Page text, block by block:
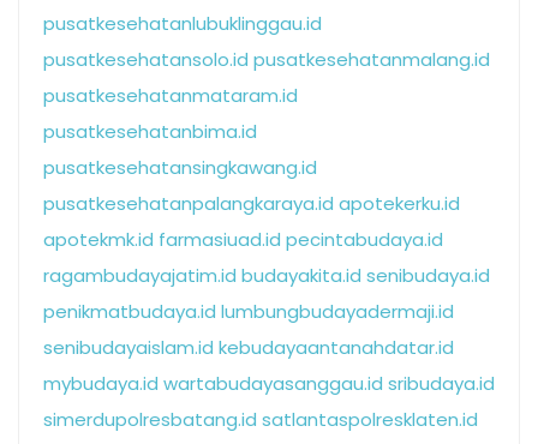
pusatkesehatanlubuklinggau.id
pusatkesehatansolo.id pusatkesehatanmalang.id
pusatkesehatanmataram.id
pusatkesehatanbima.id
pusatkesehatansingkawang.id
pusatkesehatanpalangkaraya.id apotekerku.id
apotekmk.id farmasiuad.id pecintabudaya.id
ragambudayajatim.id budayakita.id senibudaya.id
penikmatbudaya.id lumbungbudayadermaji.id
senibudayaislam.id kebudayaantanahdatar.id
mybudaya.id wartabudayasanggau.id sribudaya.id
simerdupolresbatang.id satlantaspolresklaten.id